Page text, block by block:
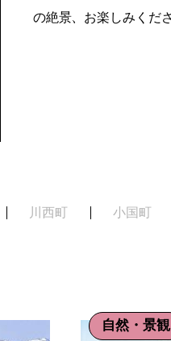
の絶景、お楽しみくださ
川西町 小国町
自然・景観